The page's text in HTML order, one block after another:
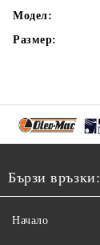
Модел:
Размер:
Бързи връзки:
Начало